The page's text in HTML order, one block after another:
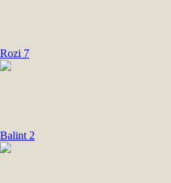
Rozi 7
Balint 2